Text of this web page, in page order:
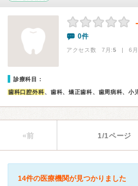
0件
アクセス数 7月:5 | 6
診療科目：
歯科口腔外科、歯科、矯正歯科、歯周病科、小
«前 1/1ページ
14件の医療機関が見つかりました